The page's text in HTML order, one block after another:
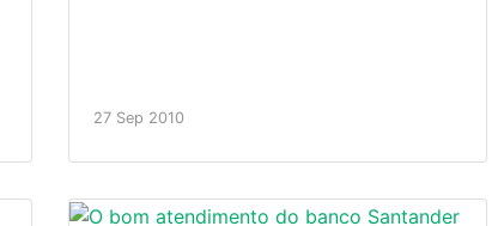
27 Sep 2010